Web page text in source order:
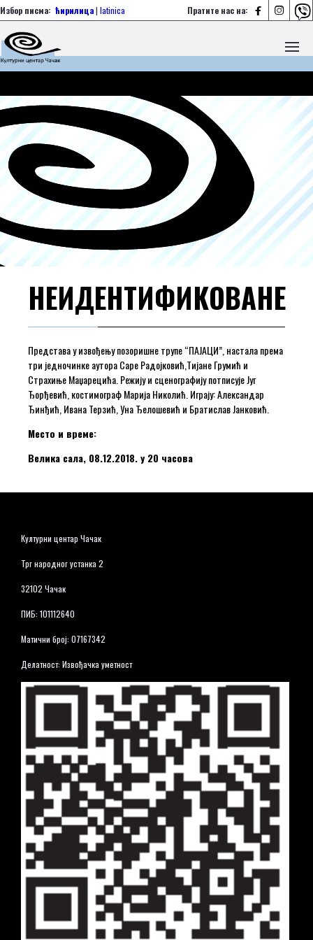
Пратите нас на:   
Избор писма: ћирилица| latinica
НЕИДЕНТИФИКОВАНЕ
Представа у извођењу позоришне трупе “ПАЈАЦИ”, настала према
три једночинке аутора Саре Радојковић,Тијане Грумић и
Страхиње Маџарецића. Режију и сценографију потписује Југ
Ђорђевић, костимограф Марија Николић. Играју: Александар
Ђинђић, Ивана Терзић, Уна Ђелошевић и Братислав Јанковић.
Место и време:
Велика сала, 08.12.2018. у 20 часова
Културни центар Чачак
Трг народног устанка 2
32102 Чачак
ПИБ: 101112640
Матични број: 07167342
Делатност: Извођачка уметност